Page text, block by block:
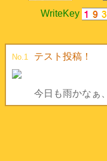
WriteKey
No.1 テスト投稿！
今日も雨かなぁ